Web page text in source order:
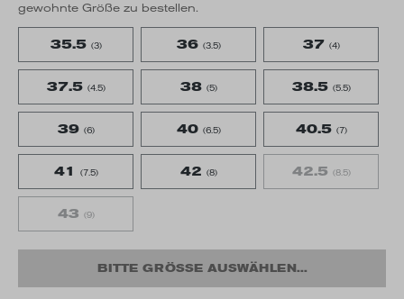
gewohnte Größe zu bestellen.
35.5 (3) 36 (3.5) 37 (4)
37.5 (4.5) 38 (5) 38.5 (5.5)
39 (6) 40 (6.5) 40.5 (7)
41 (7.5) 42 (8) 42.5 (8.5)
43 (9)
BITTE GRÖSSE AUSWÄHLEN...